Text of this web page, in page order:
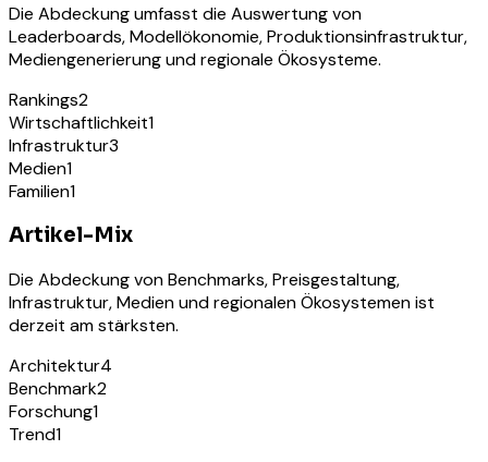
Die Abdeckung umfasst die Auswertung von
Leaderboards, Modellökonomie, Produktionsinfrastruktur,
Mediengenerierung und regionale Ökosysteme.
Rankings2
Wirtschaftlichkeit1
Infrastruktur3
Medien1
Familien1
Artikel-Mix
Die Abdeckung von Benchmarks, Preisgestaltung,
Infrastruktur, Medien und regionalen Ökosystemen ist
derzeit am stärksten.
Architektur4
Benchmark2
Forschung1
Trend1